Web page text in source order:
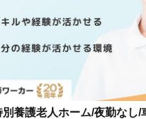
別養護老人ホーム/夜勤なし/